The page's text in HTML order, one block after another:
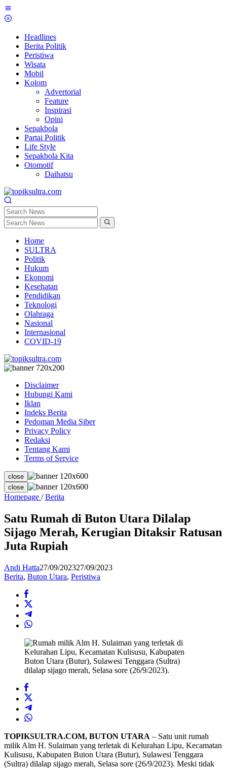
Skip
to
Headlines
Berita Politik
Peristiwa
Wisata
Mobil
Kolom
Advertorial
Feature
Inspirasi
Opini
Sepakbola
Partai Politik
Life Style
Sepakbola Kita
Otomotif
Daihatsu
Home
SULTRA
Politik
Hukum
Ekonomi
Kesehatan
Pendidikan
Teknologi
Olahraga
Nasional
Internasional
COVID-19
Disclaimer
Hubungi Kami
Iklan
Indeks Berita
Pedoman Media Siber
Privacy Policy
Redaksi
Tentang Kami
Terms of Service
close
close
Homepage / Berita
di
Buton
Utara
Dilalap
Sijago
Kerugian
Ditaksir
Satu Rumah di Buton Utara Dilalap
Sijago Merah, Kerugian Ditaksir Ratusan
Juta Rupiah
Andi Hatta27/09/202327/09/2023
Berita, Buton Utara, Peristiwa
TOPIKSULTRA.COM, BUTON UTARA – Satu unit rumah
milik Alm H. Sulaiman yang terletak di Kelurahan Lipu, Kecamatan
Kulisusu, Kabupaten Buton Utara (Butur), Sulawesi Tenggara
(Sultra) dilalap sijago merah, Selasa sore (26/9/2023). Meski tidak